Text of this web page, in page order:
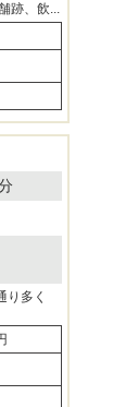
跡、飲...
り多く